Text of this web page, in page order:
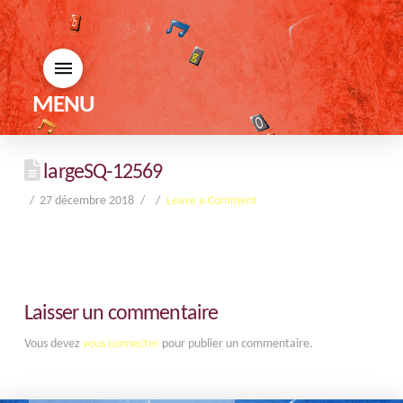
MENU
largeSQ-12569
27 décembre 2018 Leave a Comment
Laisser un commentaire
Vous devez vous connecterpour publier un commentaire.